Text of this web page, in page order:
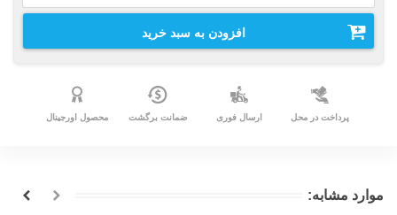
افزودن به سبد خرید
پرداخت در محل ارسال فوری ضمانت برگشت محصول اورجینال
موارد مشابه: